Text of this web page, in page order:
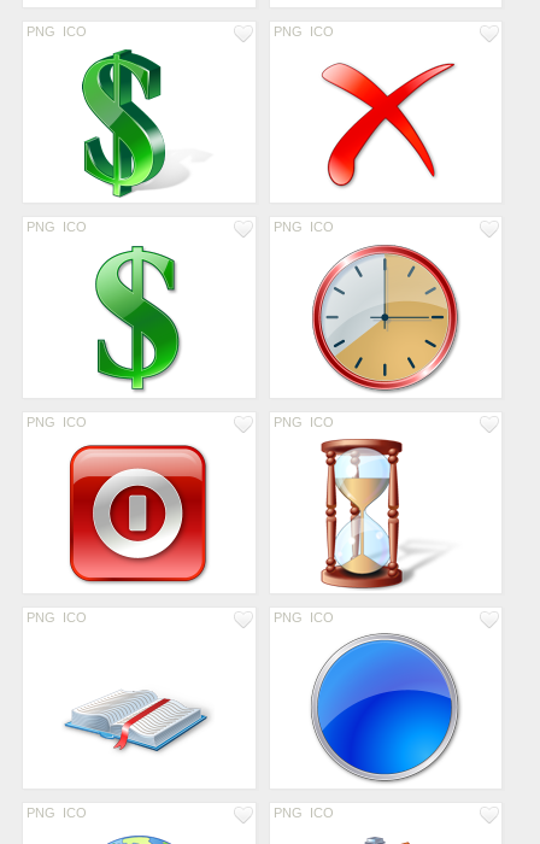
PNG ICO PNG ICO
PNG ICO PNG ICO
PNG ICO PNG ICO
PNG ICO PNG ICO
PNG ICO PNG ICO